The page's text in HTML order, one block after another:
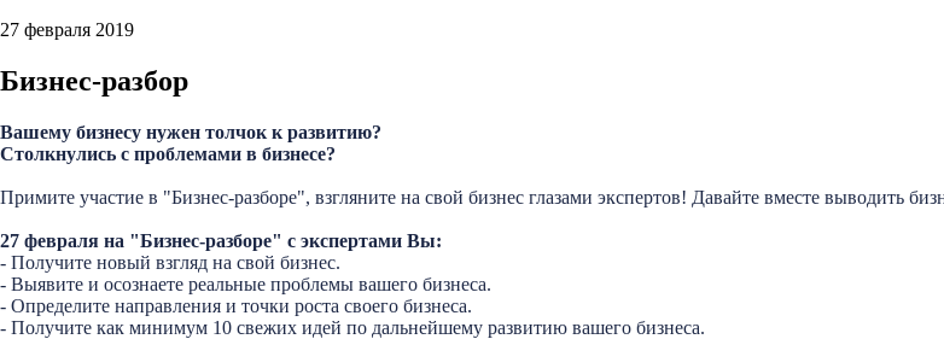
27 февраля 2019
Бизнес-разбор
Вашему бизнесу нужен толчок к развитию?
Столкнулись с проблемами в бизнесе?
Примите участие в "Бизнес-разборе", взгляните на свой бизнес глазами экспертов! Давайте вместе выводить
27 февраля на "Бизнес-разборе" с экспертами Вы:
- Получите новый взгляд на свой бизнес.
- Выявите и осознаете реальные проблемы вашего бизнеса.
- Определите направления и точки роста своего бизнеса.
- Получите как минимум 10 свежих идей по дальнейшему развитию вашего бизнеса.